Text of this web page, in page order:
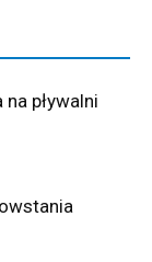
pływalni